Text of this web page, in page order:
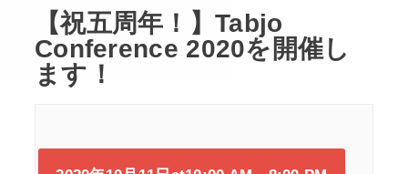
【祝五周年！】Tabjo
Conference 2020を開催し
ます！